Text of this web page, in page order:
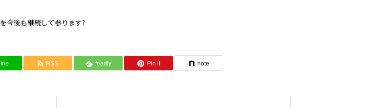
今後も継続して参ります?
RSS feedly Pin it note